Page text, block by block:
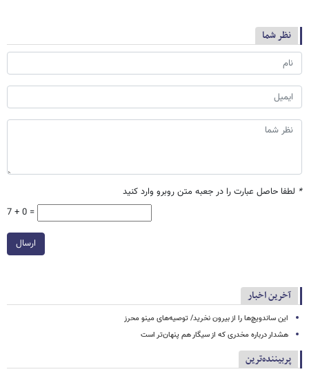
نظر شما
* لطفا حاصل عبارت را در جعبه متن روبرو وارد کنید
7 + 0 =
ارسال
آخرین اخبار
این ساندویچ‌ها را از بیرون نخرید/ توصیه‌های مینو محرز
هشدار درباره مخدری که از سیگار هم پنهان‌تر است
پربیننده‌ترین